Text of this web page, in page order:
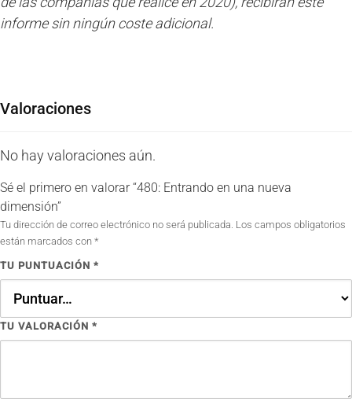
informe sin ningún coste adicional.
Valoraciones
No hay valoraciones aún.
Sé el primero en valorar “480: Entrando en una nueva
dimensión”
Tu dirección de correo electrónico no será publicada. Los campos obligatorios
están marcados con *
TU PUNTUACIÓN *
TU VALORACIÓN *